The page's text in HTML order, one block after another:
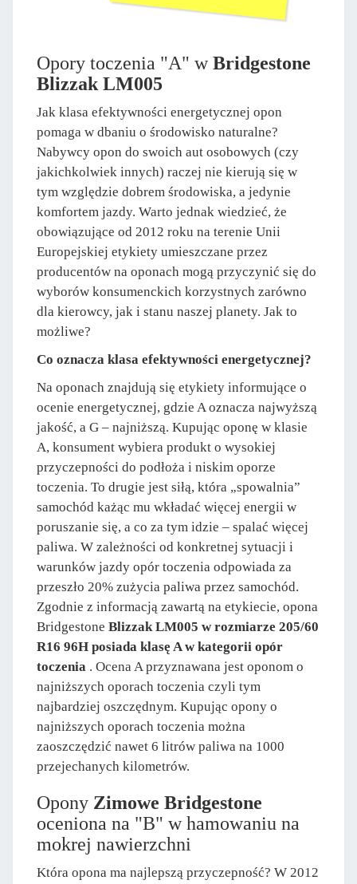
Opory toczenia "A" wBridgestone
Blizzak LM005
Jak klasa efektywności energetycznej opon
pomaga w dbaniu o środowisko naturalne?
Nabywcy opon do swoich aut osobowych (czy
jakichkolwiek innych) raczej nie kierują się w
tym względzie dobrem środowiska, a jedynie
komfortem jazdy. Warto jednak wiedzieć, że
obowiązujące od 2012 roku na terenie Unii
Europejskiej etykiety umieszczane przez
producentów na oponach mogą przyczynić się do
wyborów konsumenckich korzystnych zarówno
dla kierowcy, jak i stanu naszej planety. Jak to
możliwe?
Co oznacza klasa efektywności energetycznej?
Na oponach znajdują się etykiety informujące o
ocenie energetycznej, gdzie A oznacza najwyższą
jakość, a G – najniższą. Kupując oponę w klasie
A, konsument wybiera produkt o wysokiej
przyczepności do podłoża i niskim oporze
toczenia. To drugie jest siłą, która „spowalnia”
samochód każąc mu wkładać więcej energii w
poruszanie się, a co za tym idzie – spalać więcej
paliwa. W zależności od konkretnej sytuacji i
warunków jazdy opór toczenia odpowiada za
przeszło 20% zużycia paliwa przez samochód.
Zgodnie z informacją zawartą na etykiecie, opona
Bridgestone Blizzak LM005 w rozmiarze 205/60
R16 96H posiada klasę A w kategorii opór
toczenia . Ocena A przyznawana jest oponom o
najniższych oporach toczenia czyli tym
najbardziej oszczędnym. Kupując opony o
najniższych oporach toczenia można
zaoszczędzić nawet 6 litrów paliwa na 1000
przejechanych kilometrów.
Opony Zimowe Bridgestone
oceniona na "B" w hamowaniu na
mokrej nawierzchni
Która opona ma najlepszą przyczepność? W 2012